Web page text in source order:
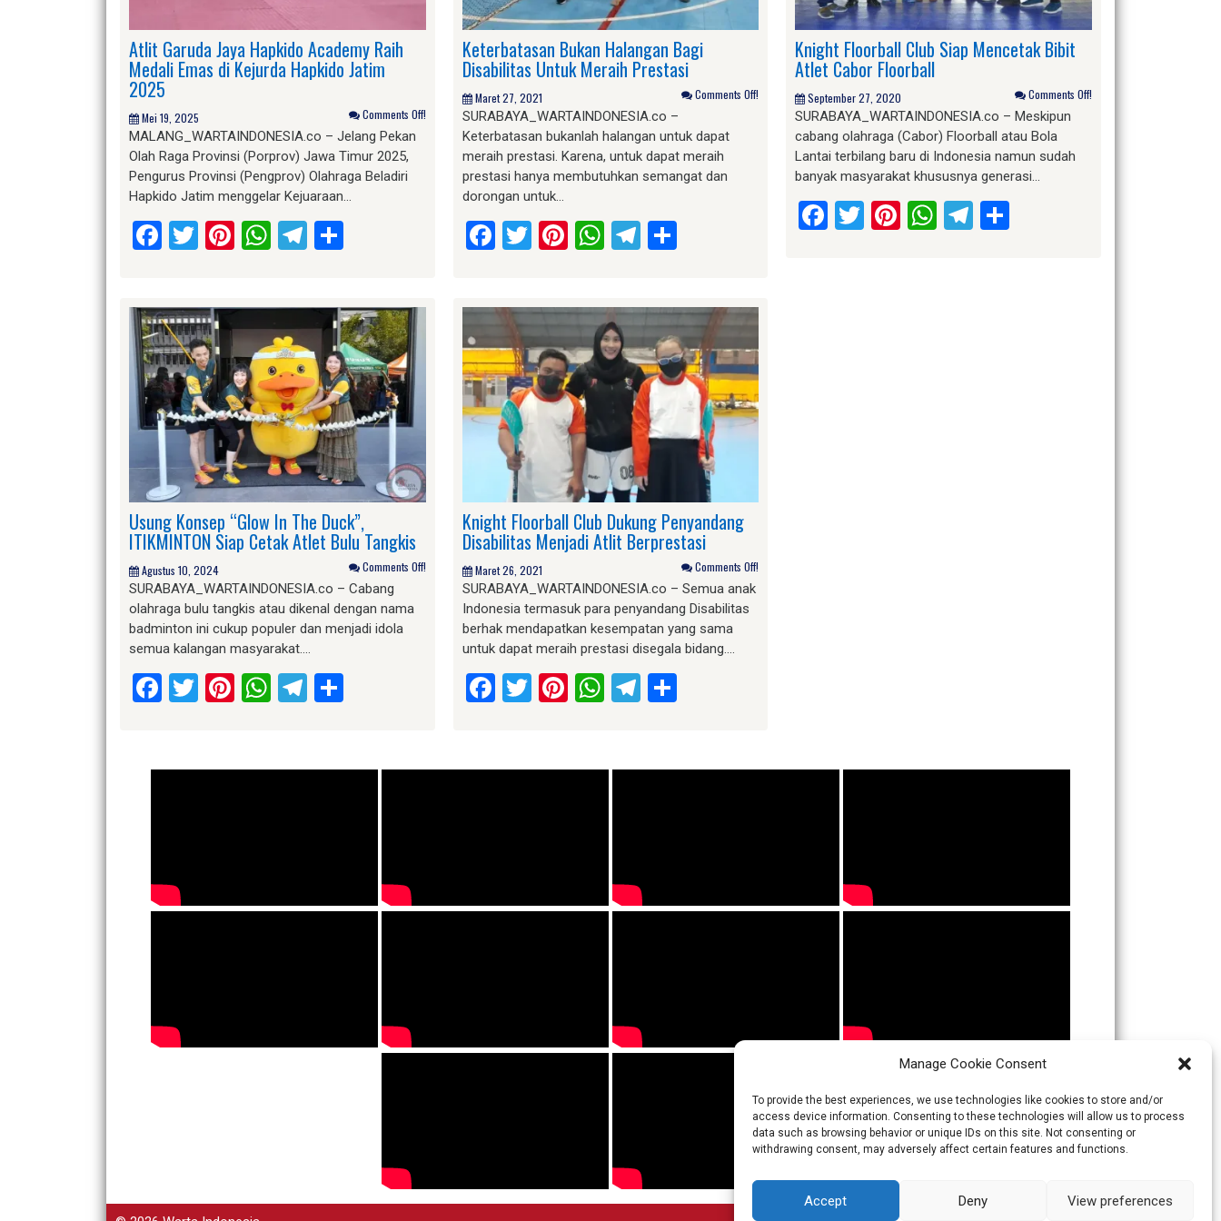
Manage Cookie Consent
To provide the best experiences, we use technologies like cookies to store and/or
access device information. Consenting to these technologies will allow us to process
data such as browsing behavior or unique IDs on this site. Not consenting or
withdrawing consent, may adversely affect certain features and functions.
Accept Deny View preferences
Atlit Garuda Jaya Hapkido Academy Raih
Medali Emas di Kejurda Hapkido Jatim
2025
Mei 19, 2025 Comments Off!
MALANG_WARTAINDONESIA.co – Jelang Pekan
Olah Raga Provinsi (Porprov) Jawa Timur 2025,
Pengurus Provinsi (Pengprov) Olahraga Beladiri
Hapkido Jatim menggelar Kejuaraan…
Facebook
Twitter
Pinterest
WhatsApp
Telegram
Usung Konsep “Glow In The Duck”,
ITIKMINTON Siap Cetak Atlet Bulu Tangkis
Agustus 10, 2024 Comments Off!
SURABAYA_WARTAINDONESIA.co – Cabang
olahraga bulu tangkis atau dikenal dengan nama
badminton ini cukup populer dan menjadi idola
semua kalangan masyarakat….
Facebook
Twitter
Pinterest
WhatsApp
Telegram
Keterbatasan Bukan Halangan Bagi
Disabilitas Untuk Meraih Prestasi
Maret 27, 2021 Comments Off!
SURABAYA_WARTAINDONESIA.co –
Keterbatasan bukanlah halangan untuk dapat
meraih prestasi. Karena, untuk dapat meraih
prestasi hanya membutuhkan semangat dan
dorongan untuk…
Facebook
Twitter
Pinterest
WhatsApp
Telegram
Share
Knight Floorball Club Dukung Penyandang
Disabilitas Menjadi Atlit Berprestasi
Maret 26, 2021 Comments Off!
SURABAYA_WARTAINDONESIA.co – Semua anak
Indonesia termasuk para penyandang Disabilitas
berhak mendapatkan kesempatan yang sama
untuk dapat meraih prestasi disegala bidang….
Facebook
Twitter
Pinterest
WhatsApp
Telegram
Share
Knight Floorball Club Siap Mencetak Bibit
Atlet Cabor Floorball
September 27, 2020 Comments Off!
SURABAYA_WARTAINDONESIA.co – Meskipun
cabang olahraga (Cabor) Floorball atau Bola
Lantai terbilang baru di Indonesia namun sudah
banyak masyarakat khususnya generasi…
Facebook
Twitter
Pinterest
WhatsApp
Telegram